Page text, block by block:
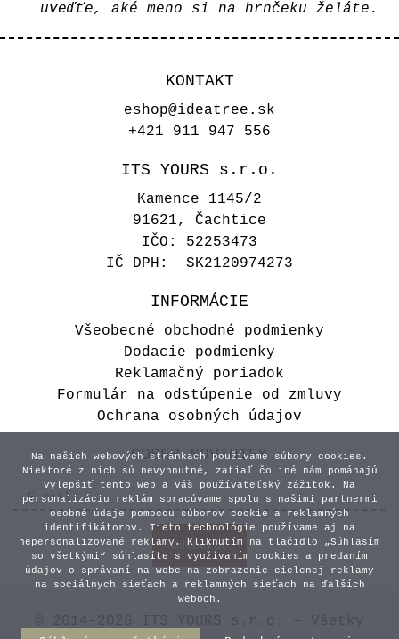
uveďťe, aké meno si na hrnčeku želáte.
KONTAKT
eshop@ideatree.sk
+421 911 947 556
ITS YOURS s.r.o.
Kamence 1145/2
91621, Čachtice
IČO: 52253473
IČ DPH: SK2120974273
INFORMÁCIE
Všeobecné obchodné podmienky
Dodacie podmienky
Reklamačný poriadok
Formulár na odstúpenie od zmluvy
Ochrana osobných údajov
ODBER NOVINIEK
Na našich webových stránkach používame súbory cookies.
Niektoré z nich sú nevyhnutné, zatiaľ čo iné nám pomáhajú
vylepšiť tento web a váš používateľský zážitok. Na
personalizáciu reklám spracúvame spolu s našimi partnermi
osobné údaje pomocou súborov cookie a reklamných
identifikátorov. Tieto technológie používame aj na
nepersonalizované reklamy. Kliknutím na tlačidlo „Súhlasím
so všetkými“ súhlasíte s využívaním cookies a predaním
údajov o správaní na webe na zobrazenie cielenej reklamy
na sociálnych sieťach a reklamných sieťach na ďalších
weboch.